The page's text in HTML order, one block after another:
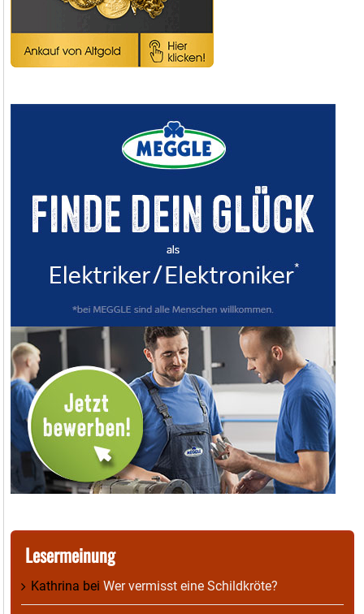
Lesermeinung
Kathrina bei Wer vermisst eine Schildkröte?